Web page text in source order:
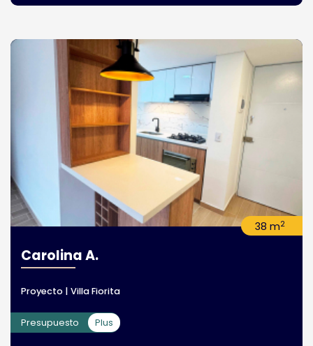
38 m2
Carolina A.
Proyecto | Villa Fiorita
Presupuesto Plus